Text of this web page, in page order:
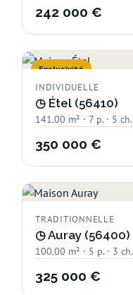
242 000 €
Exclusivité
INDIVIDUELLE
◷ Étel (56410)
141.00 m² · 7 p. · 5 ch.
350 000 €
TRADITIONNELLE
◷Auray (56400)
100.00 m² · 5 p. · 3 ch.
325 000 €